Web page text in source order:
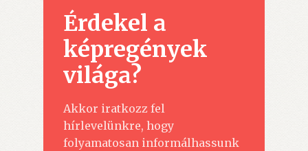
Érdekel a
képregények
világa?
Akkor iratkozz fel
hírlevelünkre, hogy
folyamatosan informálhassunk